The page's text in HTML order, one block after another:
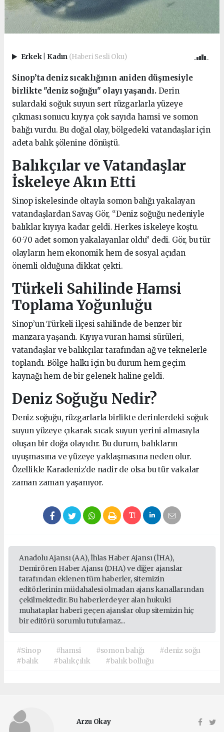
Erkek Kadın (Haberi Sesli Oku)
Sinop’ta deniz sıcaklığının aniden düşmesiyle
birlikte "deniz soğuğu" olayı yaşandı.Derin
sulardaki soğuk suyun sert rüzgarlarla yüzeye
çıkması sonucu kıyıya çok sayıda hamsi ve somon
balığı vurdu. Bu doğal olay, bölgedeki vatandaşlar için
adeta balık şölenine dönüştü.
Balıkçılar ve Vatandaşlar
İskeleye Akın Etti
Sinop iskelesinde oltayla somon balığı yakalayan
vatandaşlardan Savaş Gör, “Deniz soğuğu nedeniyle
balıklar kıyıya kadar geldi. Herkes iskeleye koştu.
60-70 adet somon yakalayanlar oldu” dedi. Gör, bu tür
olayların hem ekonomik hem de sosyal açıdan
önemli olduğuna dikkat çekti.
Türkeli Sahilinde Hamsi
Toplama Yoğunluğu
Sinop’un Türkeli ilçesi sahilinde de benzer bir
manzara yaşandı. Kıyıya vuran hamsi sürüleri,
vatandaşlar ve balıkçılar tarafından ağ ve teknelerle
toplandı. Bölge halkı için bu durum hem geçim
kaynağı hem de bir gelenek haline geldi.
Deniz Soğuğu Nedir?
Deniz soğuğu, rüzgarlarla birlikte derinlerdeki soğuk
suyun yüzeye çıkarak sıcak suyun yerini almasıyla
oluşan bir doğa olayıdır. Bu durum, balıkların
uyuşmasına ve yüzeye yaklaşmasına neden olur.
Özellikle Karadeniz’de nadir de olsa bu tür vakalar
zaman zaman yaşanıyor.
Anadolu Ajansı (AA), İhlas Haber Ajansı (İHA),
Demirören Haber Ajansı (DHA) ve diğer ajanslar
tarafından eklenen tüm haberler, sitemizin
editörlerinin müdahalesi olmadan ajans kanallarından
çekilmektedir. Bu haberlerde yer alan hukuki
muhataplar haberi geçen ajanslar olup sitemizin hiç
bir editörü sorumlu tutulamaz...
#Sinop #hamsi #somon balığı
#deniz soğu
#balık
#balıkçılık #balık bolluğu
Arzu Okay